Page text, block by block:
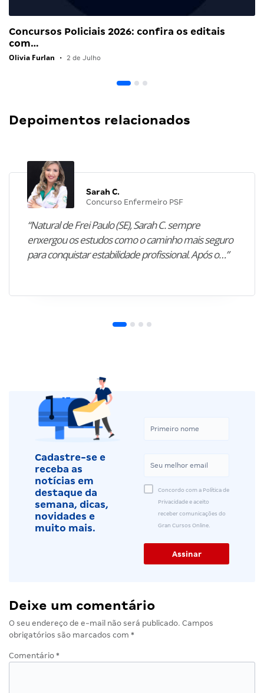
Concursos Policiais 2026: confira os editais
com…
Olivia Furlan • 2 de Julho
Depoimentos relacionados
Sarah C.
Concurso Enfermeiro PSF
“Natural de Frei Paulo (SE), Sarah C. sempre
enxergou os estudos como o caminho mais seguro
para conquistar estabilidade profissional. Após o…”
Cadastre-se e
receba as
notícias em
destaque da
semana, dicas,
novidades e
muito mais.
Concordo com a Política de
Privacidade e aceito
receber comunicações do
Gran Cursos Online.
Deixe um comentário
O seu endereço de e-mail não será publicado. Campos
obrigatórios são marcados com *
Comentário *